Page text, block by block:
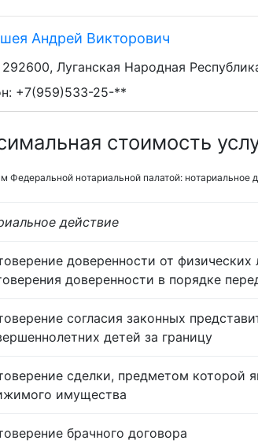
Андрей Викторович
Луганская Народная
+7(959)533-25-**
стоимость
Федеральной нотариальной палатой:
действие
доверенности от
доверенности в порядке
согласия законных
детей за границу
сделки, предметом которой
имущества
брачного договора